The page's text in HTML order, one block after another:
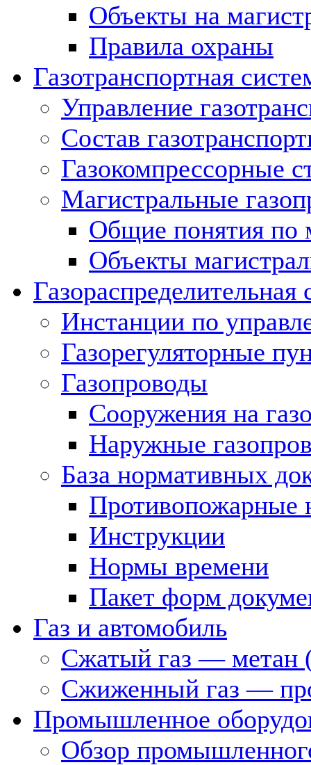
Объекты на
Правила охраны
Газотранспортная
Управление
Состав
Газокомпрессорные
Магистральные
Общие понятия по
Объекты
Газораспределительная
Инстанции по
Газорегуляторные
Газопроводы
Сооружения на
Наружные
База нормативных
Противопожарные
Инструкции
Нормы времени
Пакет форм
Газ и автомобиль
Сжатый газ — метан
Сжиженный газ —
Промышленное
Обзор